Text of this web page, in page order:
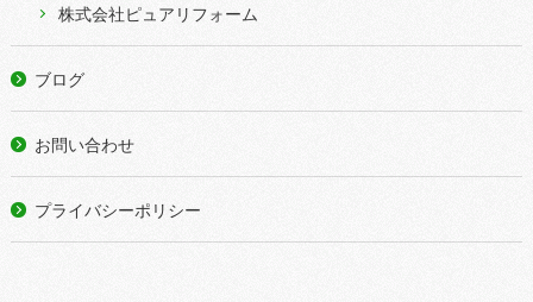
株式会社ピュアリフォーム
ブログ
お問い合わせ
プライバシーポリシー